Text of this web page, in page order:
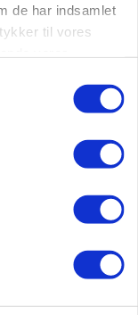
de har indsamlet
til vores